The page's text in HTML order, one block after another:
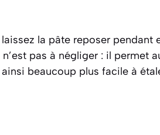
la pâte reposer pendant
pas à négliger : il permet
beaucoup plus facile à